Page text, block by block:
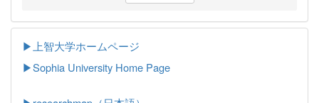
▶上智大学ホームページ
▶Sophia University Home Page